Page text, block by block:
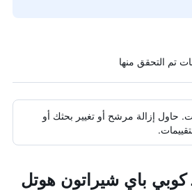
حاول إزالة مرشح أو تغيير بحثك أو
كوبي باي شيراتون هوتل